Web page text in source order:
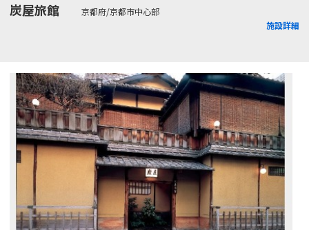
炭屋旅館
京都府/京都市中心部
施設詳細